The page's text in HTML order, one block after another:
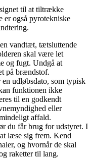
til at tiltrække
er også pyrotekniske
vandtæt, tætsluttende
skal være let
og fugt. Undgå at
på brændstof.
udløbsdato, som typisk
funktionen ikke
til en godkendt
eller
affald.
du får brug for udstyret. I
læse sig frem. Kend
og hvornår de skal
raketter til lang.